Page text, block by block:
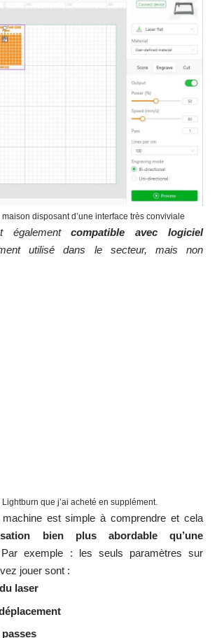
exemple : les seuls paramètres sur
jouer sont :
laser
matière sur laquelle vous allez travailler, il
réaliser (ou non) toutes ces tâches avec
il est simple de comprendre que :
3 fois à 1 mm/seconde avec sa
, il va attaquer beaucoup plus la matière
une seule fois à 150 mm/seconde avec
à 50 %
ce petit monde des créateurs
gravure laser sur les forums et groupes